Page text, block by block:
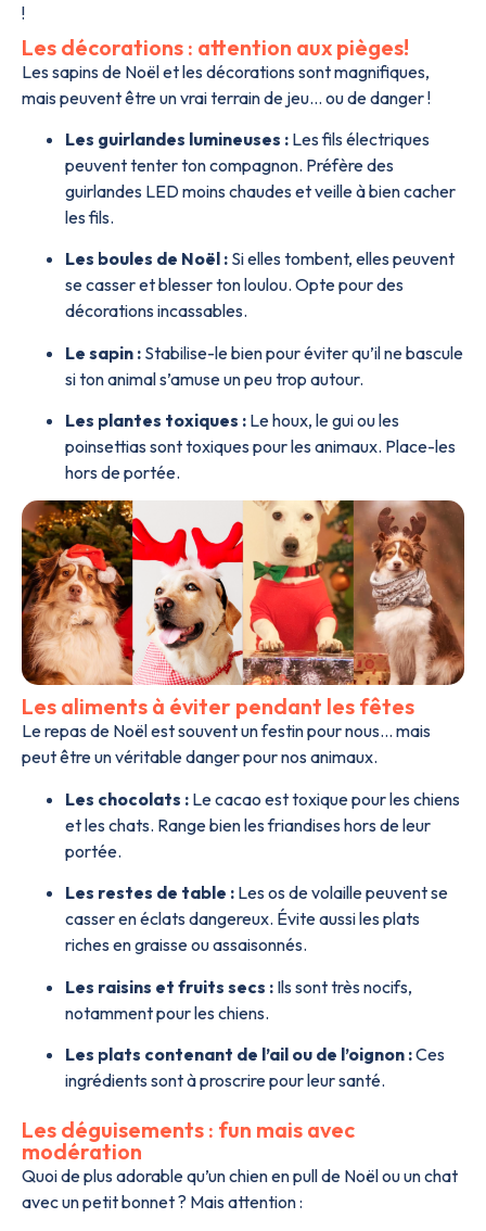
!
Les décorations : attention aux pièges!
Les sapins de Noël et les décorations sont magnifiques,
mais peuvent être un vrai terrain de jeu… ou de danger !
Les guirlandes lumineuses : Les fils électriques
peuvent tenter ton compagnon. Préfère des
guirlandes LED moins chaudes et veille à bien cacher
les fils.
Les boules de Noël : Si elles tombent, elles peuvent
se casser et blesser ton loulou. Opte pour des
décorations incassables.
Le sapin : Stabilise-le bien pour éviter qu’il ne bascule
si ton animal s’amuse un peu trop autour.
Les plantes toxiques : Le houx, le gui ou les
poinsettias sont toxiques pour les animaux. Place-les
hors de portée.
Les aliments à éviter pendant les fêtes
Le repas de Noël est souvent un festin pour nous… mais
peut être un véritable danger pour nos animaux.
Les chocolats : Le cacao est toxique pour les chiens
et les chats. Range bien les friandises hors de leur
portée.
Les restes de table : Les os de volaille peuvent se
casser en éclats dangereux. Évite aussi les plats
riches en graisse ou assaisonnés.
Les raisins et fruits secs : Ils sont très nocifs,
notamment pour les chiens.
Les plats contenant de l’ail ou de l’oignon :Ces
ingrédients sont à proscrire pour leur santé.
Les déguisements : fun mais avec
modération
Quoi de plus adorable qu’un chien en pull de Noël ou un chat
avec un petit bonnet ? Mais attention :